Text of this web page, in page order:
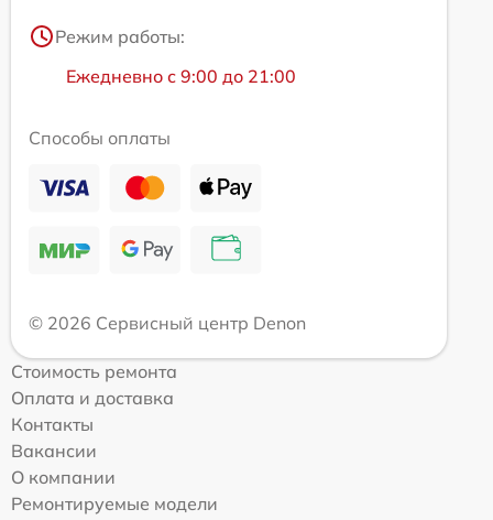
Режим работы:
Ежедневно с 9:00 до 21:00
Способы оплаты
© 2026 Сервисный центр Denon
Стоимость ремонта
Оплата и доставка
Контакты
Вакансии
О компании
Ремонтируемые модели